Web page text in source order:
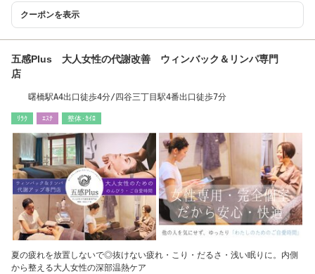
クーポンを表示
五感Plus 大人女性の代謝改善 ウィンバック＆リンパ専門
店
曙橋駅A4出口徒歩4分/四谷三丁目駅4番出口徒歩7分
ﾘﾗｸ ｴｽﾃ 整体･ｶｲﾛ
夏の疲れを放置しないで◎抜けない疲れ・こり・だるさ・浅い眠りに。内側
から整える大人女性の深部温熱ケア